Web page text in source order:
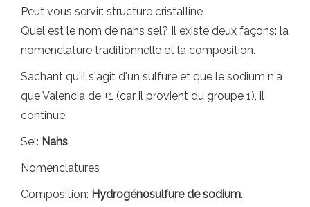
Peut vous servir: structure cristalline
Quel est le nom de nahs sel? Il existe deux façons: la
nomenclature traditionnelle et la composition.
Sachant qu'il s'agit d'un sulfure et que le sodium n'a
que Valencia de +1 (car il provient du groupe 1), il
continue:
Sel: Nahs
Nomenclatures
Composition: Hydrogénosulfure de sodium.